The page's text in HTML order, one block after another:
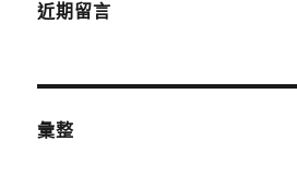
近期留言
彙整